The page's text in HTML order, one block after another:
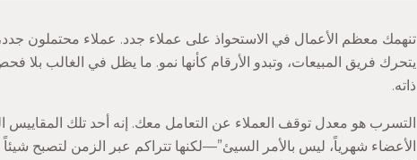
تنهمك معظم الأعمال في الاستحواذ على عملاء جدد. عملاء محتملون جدد،
يتحرك فريق المبيعات، وتبدو الأرقام كأنها نمو. ما يظل في الغالب
ذاته.